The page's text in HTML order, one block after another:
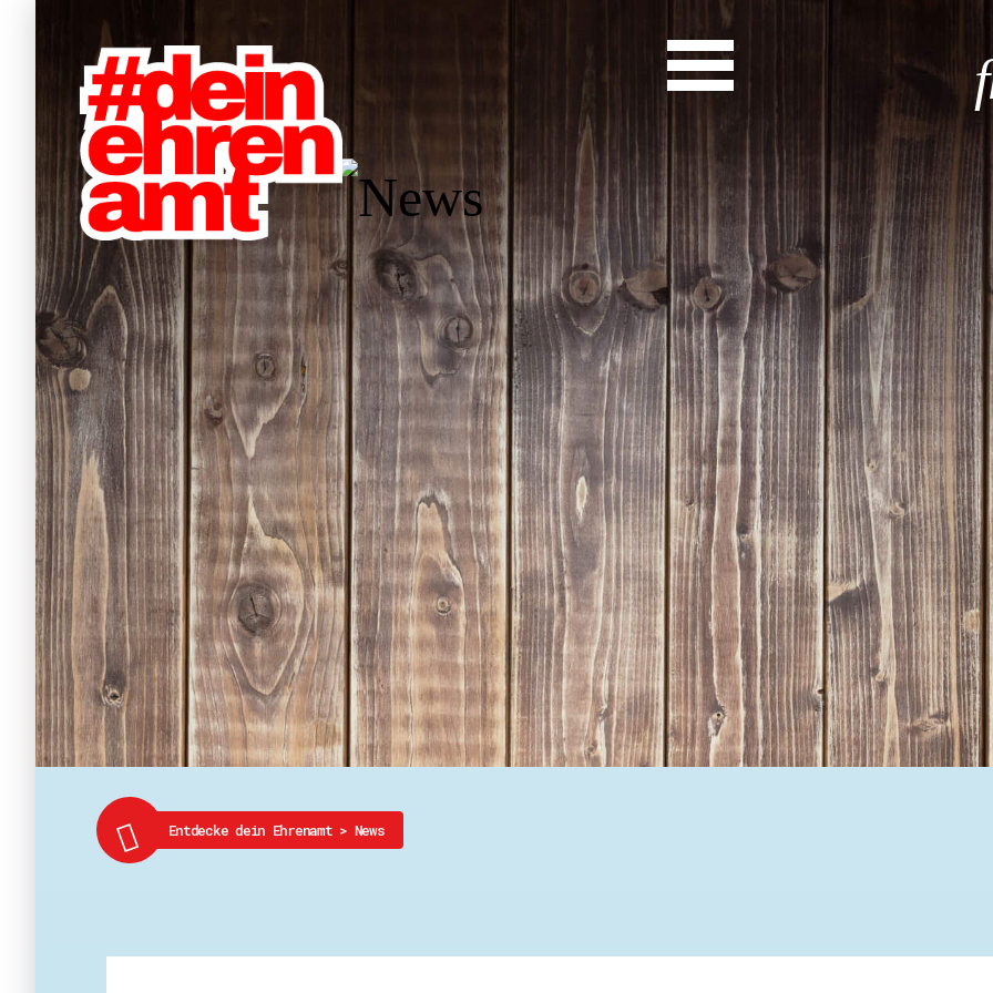
Start
Entdecke dein
News
Veranstaltungen
Rückblicke
Newsletter
Die LandesEhrenamtsagentur
Publikationen
Ansprechpartner
Ehrenamt hat viele
Finde dein
Ehrenamtssuchmaschine
Freiwilliges Soziales
Koordinierungszentren für
Engagierte Stadt
Freiwilligendienste
Freiwilligentage
Hessen hilft Ukraine
Zeig uns dein
Wettbewerb |
Wettbewerb | 80 Jahre
8 Vereine x 80 Jahre x
News
Entdecke dein Ehrenamt > News